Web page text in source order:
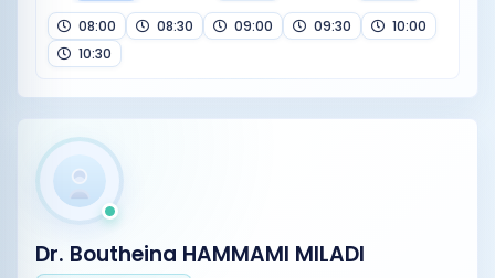
08:00 08:30 09:00 09:30
10:00
10:30
Dr. Boutheina HAMMAMI MILADI